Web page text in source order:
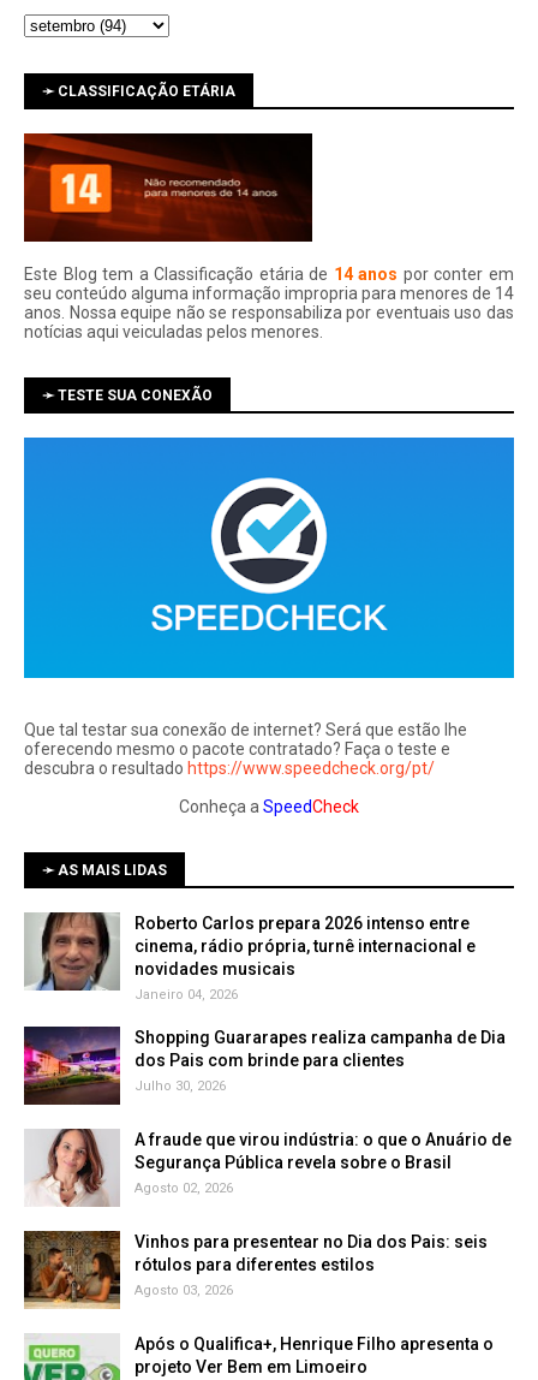
➛ CLASSIFICAÇÃO ETÁRIA
Este Blog tem a Classificação etária de 14 anos por conter em
seu conteúdo alguma informação impropria para menores de 14
anos. Nossa equipe não se responsabiliza por eventuais uso das
notí­cias aqui veiculadas pelos menores.
➛ TESTE SUA CONEXÃO
Que tal testar sua conexão de internet? Será que estão lhe
oferecendo mesmo o pacote contratado? Faça o teste e
descubra o resultado https://www.speedcheck.org/pt/
Conheça a SpeedCheck
➛ AS MAIS LIDAS
Roberto Carlos prepara 2026 intenso entre
cinema, rádio própria, turnê internacional e
novidades musicais
Janeiro 04, 2026
Shopping Guararapes realiza campanha de Dia
dos Pais com brinde para clientes
Julho 30, 2026
A fraude que virou indústria: o que o Anuário de
Segurança Pública revela sobre o Brasil
Agosto 02, 2026
Vinhos para presentear no Dia dos Pais: seis
rótulos para diferentes estilos
Agosto 03, 2026
Após o Qualifica+, Henrique Filho apresenta o
projeto Ver Bem em Limoeiro